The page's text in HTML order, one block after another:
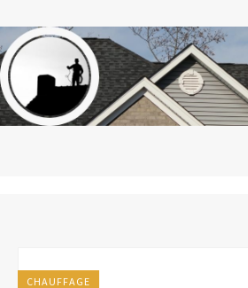
CHAUFFAGE